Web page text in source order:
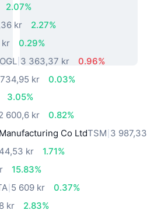
2.07%
kr
2.27%
kr
0.29%
3 363,37 kr
0.96%
kr
0.03%
3.05%
600,6 kr
0.82%
Co LtdTSM 3
kr
1.71%
15.83%
5 609 kr
0.37%
kr
2.83%